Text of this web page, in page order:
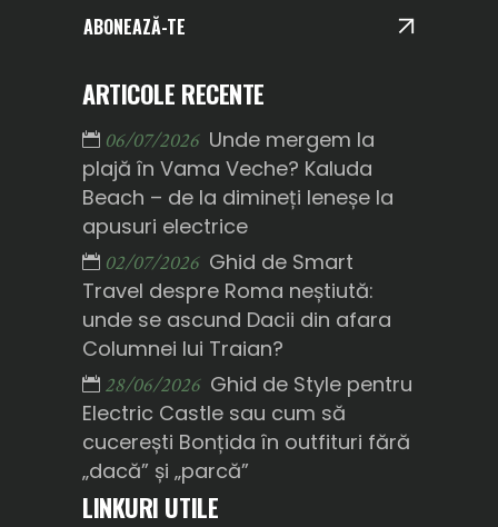
ABONEAZĂ-TE
ARTICOLE RECENTE
06/07/2026 Unde mergem la
plajă în Vama Veche? Kaluda
Beach – de la dimineți leneșe la
apusuri electrice
02/07/2026 Ghid de Smart
Travel despre Roma neștiută:
unde se ascund Dacii din afara
Columnei lui Traian?
28/06/2026 Ghid de Style pentru
Electric Castle sau cum să
cucerești Bonțida în outfituri fără
„dacă” și „parcă”
LINKURI UTILE